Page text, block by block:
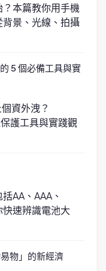
本篇教你用手機
景、光線、拍攝
5 個必備工具與實
資外洩？
護工具與實踐觀
AA、AAA、
速辨識電池大
物」的新經濟